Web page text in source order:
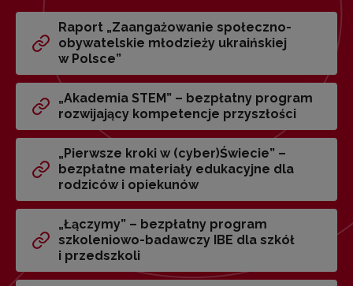
Raport „Zaangażowanie społeczno-
obywatelskie młodzieży ukraińskiej
w Polsce”
„Akademia STEM” – bezpłatny program
rozwijający kompetencje przyszłości
„Pierwsze kroki w (cyber)Świecie” –
bezpłatne materiały edukacyjne dla
rodziców i opiekunów
„Łączymy” – bezpłatny program
szkoleniowo-badawczy IBE dla szkół
i przedszkoli